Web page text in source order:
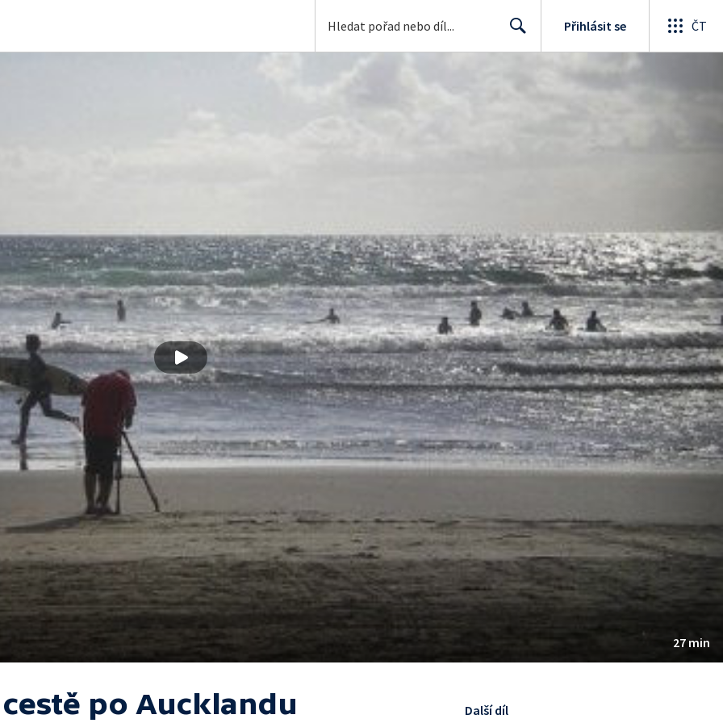
Přihlásit se ČT
27 min
po Aucklandu Další díl